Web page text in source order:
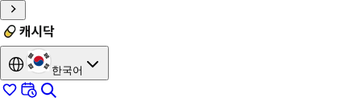
한국어